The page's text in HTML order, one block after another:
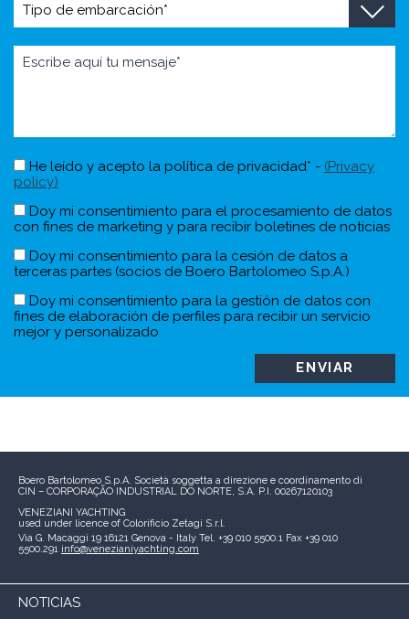
He leído y acepto la política de privacidad* - (Privacy
policy)
Doy mi consentimiento para el procesamiento de datos
con fines de marketing y para recibir boletines de noticias
Doy mi consentimiento para la cesión de datos a
terceras partes (socios de Boero Bartolomeo S.p.A.)
Doy mi consentimiento para la gestión de datos con
fines de elaboración de perfiles para recibir un servicio
mejor y personalizado
Boero Bartolomeo S.p.A. Società soggetta a direzione e coordinamento di
CIN – CORPORAÇÃO INDUSTRIAL DO NORTE, S.A. P.I. 00267120103
VENEZIANI YACHTING
used under licence of Colorificio Zetagi S.r.l.
Via G. Macaggi 19 16121 Genova - Italy Tel. +39 010 5500.1 Fax +39 010
5500.291 info@venezianiyachting.com
NOTICIAS